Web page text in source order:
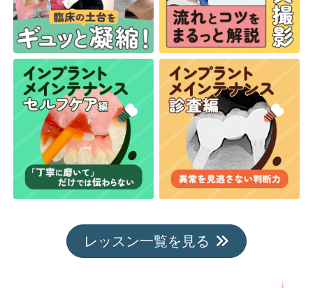
レッスン一覧を見る